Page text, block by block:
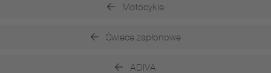
Motocykle
Świece zapłonowe
ADIVA